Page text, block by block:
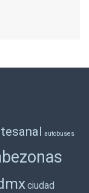
autobuses
ciudad